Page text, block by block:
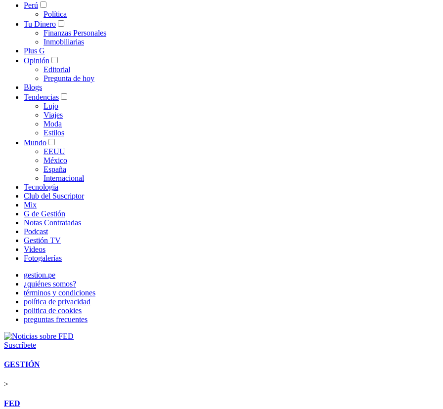
Perú
Política
Tu Dinero
Finanzas Personales
Inmobiliarias
Plus G
Opinión
Editorial
Pregunta de hoy
Blogs
Tendencias
Lujo
Viajes
Moda
Estilos
Mundo
EEUU
México
España
Internacional
Tecnología
Club del Suscriptor
Mix
G de Gestión
Notas Contratadas
Podcast
Gestión TV
Videos
Fotogalerías
gestion.pe
¿quiénes somos?
términos y condiciones
política de privacidad
politica de cookies
preguntas frecuentes
Suscríbete
GESTIÓN
>
FED